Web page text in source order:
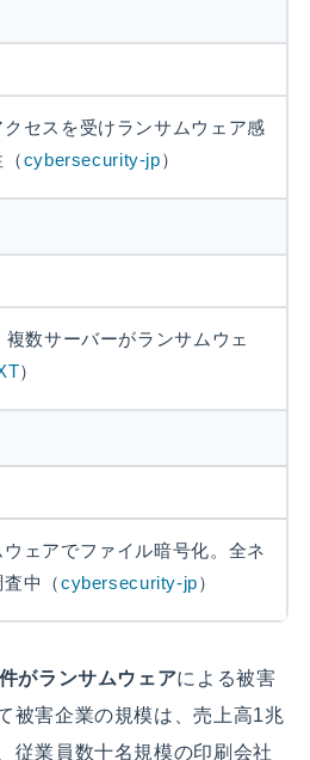
セスを受けランサムウェア感
cybersecurity-jp）
数サーバーがランサムウェ
）
ェアでファイル暗号化。全ネ
中（cybersecurity-jp）
がランサムウェアによる被害
被害企業の規模は、売上高1兆
従業員数十名規模の印刷会社